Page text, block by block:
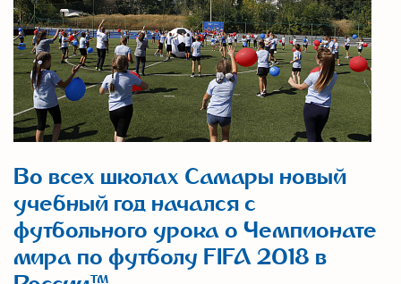
Во всех школах Самары новый
учебный год начался с
футбольного урока о Чемпионате
мира по футболу FIFA 2018 в